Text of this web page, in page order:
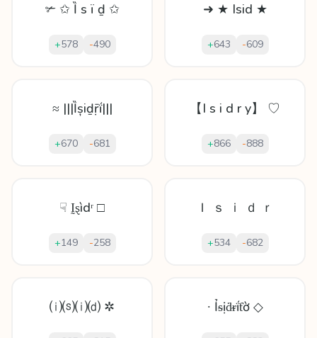
✃ ✩ Ȉ ѕ ï ḏ ✩
+578 -490
➜ ★ Isid ★
+643 -609
≈ |||Ȉșіḏṝḯ|||
+670 -681
【I s i d r y】 ♡
+866 -888
☟ Ḭȿìdʳ □
+149 -258
Ｉ ｓ ｉ ｄ ｒ
+534 -682
⒤⒮⒤⒟ ✲ ∙ Ỉᵴịḋᵲḯƭờ ◇